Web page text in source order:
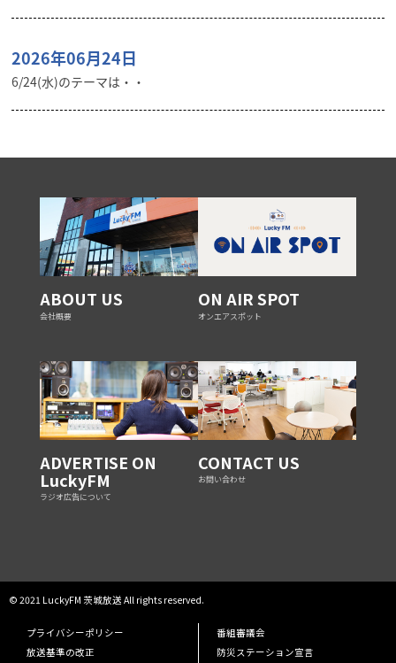
2026年06月24日
6/24(水)のテーマは・・
ABOUT US
会社概要
ON AIR SPOT
オンエアスポット
ADVERTISE ON
LuckyFM
ラジオ広告について
CONTACT US
お問い合わせ
© 2021 LuckyFM 茨城放送 All rights reserved.
プライバシーポリシー
番組審議会
放送基準の改正
防災ステーション宣言